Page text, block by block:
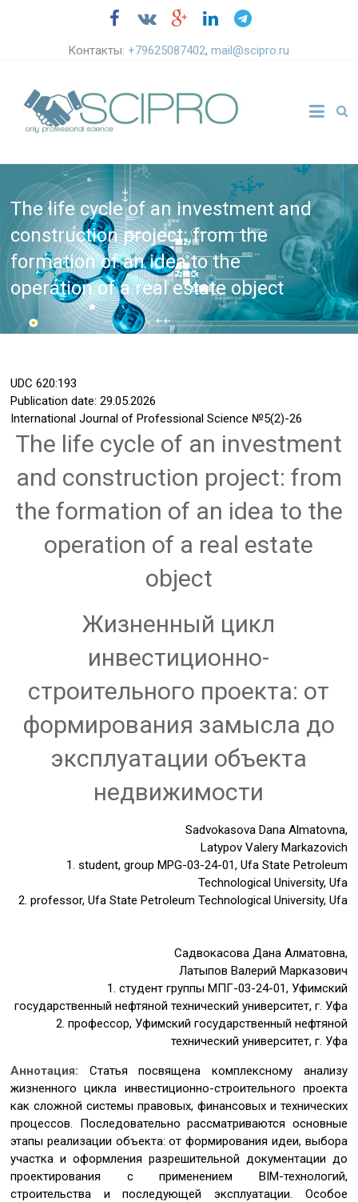
Контакты:+79625087402,mail@scipro.ru
The life cycle of an investment and
construction project: from the
formation of an idea to the
operation of a real estate object
UDC620:193
Publication date: 29.05.2026
International Journal of Professional Science №5(2)-26
The life cycle of an investment
and construction project: from
the formation of an idea to the
operation of a real estate
object
Жизненный цикл
инвестиционно-
строительного проекта: от
формирования замысла до
эксплуатации объекта
недвижимости
Sadvokasova Dana Almatovna,
Latypov Valery Markazovich
1. student, group MPG-03-24-01, Ufa State Petroleum
Technological University, Ufa
2. professor, Ufa State Petroleum Technological University, Ufa
Садвокасова Дана Алматовна,
Латыпов Валерий Марказович
1. студент группы МПГ-03-24-01, Уфимский
государственный нефтяной технический университет, г. Уфа
2. профессор, Уфимский государственный нефтяной
технический университет, г. Уфа
Аннотация: Статья посвящена комплексному анализу
жизненного цикла инвестиционно-строительного проекта
как сложной системы правовых, финансовых и технических
процессов. Последовательно рассматриваются основные
этапы реализации объекта: от формирования идеи, выбора
участка и оформления разрешительной документации до
проектирования с применением BIM-технологий,
строительства и последующей эксплуатации. Особое